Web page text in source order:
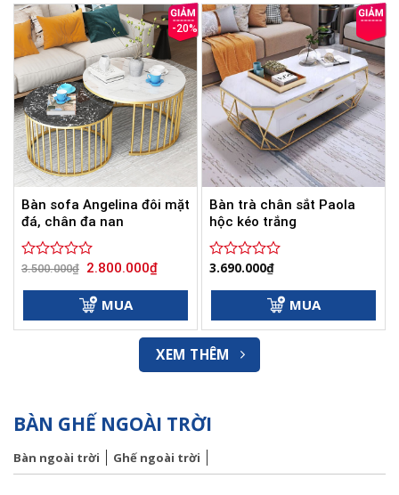
sao
sao
-20%
Bàn sofa Angelina đôi mặt
đá, chân đa nan
Được
3.500.000₫ Giá
gốc
là:
3.500.000₫.
2.800.000₫Giá
hiện
tại
MUA
Bàn trà chân sắt Paola
hộc kéo trắng
Được
sao
3.690.000₫
MUA
XEM THÊM
BÀN GHẾ NGOÀI TRỜI
Bàn ngoài trời Ghế ngoài trời